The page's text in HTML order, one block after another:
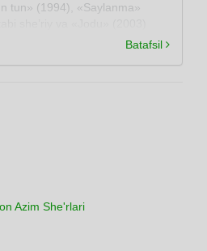
tun» (1994), «Saylanma»
etilgan. Dramalar ham yozgan
Batafsil
Azim She'rlari